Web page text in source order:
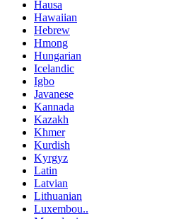
Hausa
Hawaiian
Hebrew
Hmong
Hungarian
Icelandic
Igbo
Javanese
Kannada
Kazakh
Khmer
Kurdish
Kyrgyz
Latin
Latvian
Lithuanian
Luxembou..